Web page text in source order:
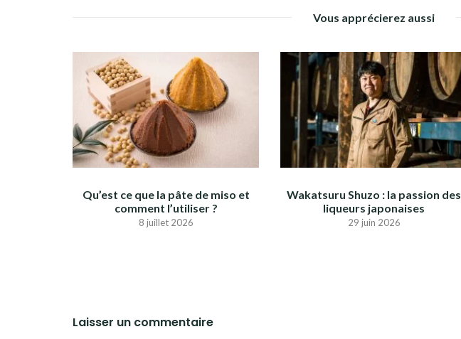
Vous apprécierez aussi
Qu’est ce que la pâte de miso et
comment l’utiliser ?
8 juillet 2026
Wakatsuru Shuzo : la passion des
liqueurs japonaises
29 juin 2026
Laisser un commentaire